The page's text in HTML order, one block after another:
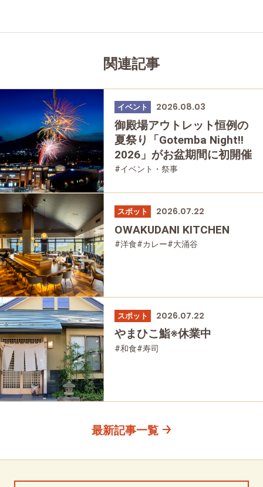
関連記事
イベント 2026.08.03
御殿場アウトレット恒例の
夏祭り「Gotemba Night!!
2026」がお盆期間に初開催
#イベント・祭事
スポット 2026.07.22
OWAKUDANI KITCHEN
#洋食#カレー#大涌谷
スポット 2026.07.22
やまひこ鮨※休業中
#和食#寿司
最新記事一覧